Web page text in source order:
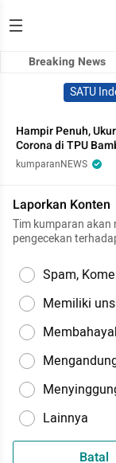
Breaking News
SATU
Hampir Penuh,
Corona di TPU
kumparanNEWS
Laporkan Konten
Tim kumparan
pengecekan
Spam,
Memiliki
Lainnya
Batal